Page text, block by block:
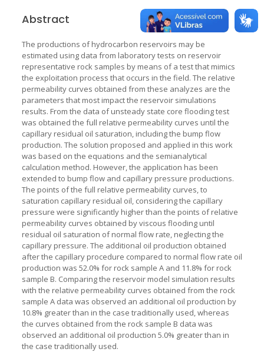
Abstract
The productions of hydrocarbon reservoirs may be
estimated using data from laboratory tests on reservoir
representative rock samples by means of a test that mimics
the exploitation process that occurs in the field. The relative
permeability curves obtained from these analyzes are the
parameters that most impact the reservoir simulations
results. From the data of unsteady state core flooding test
was obtained the full relative permeability curves until the
capillary residual oil saturation, including the bump flow
production. The solution proposed and applied in this work
was based on the equations and the semianalytical
calculation method. However, the application has been
extended to bump flow and capillary pressure productions.
The points of the full relative permeability curves, to
saturation capillary residual oil, considering the capillary
pressure were significantly higher than the points of relative
permeability curves obtained by viscous flooding until
residual oil saturation of normal flow rate, neglecting the
capillary pressure. The additional oil production obtained
after the capillary procedure compared to normal flow rate oil
production was 52.0% for rock sample A and 11.8% for rock
sample B. Comparing the reservoir model simulation results
with the relative permeability curves obtained from the rock
sample A data was observed an additional oil production by
10.8% greater than in the case traditionally used, whereas
the curves obtained from the rock sample B data was
observed an additional oil production 5.0% greater than in
the case traditionally used.